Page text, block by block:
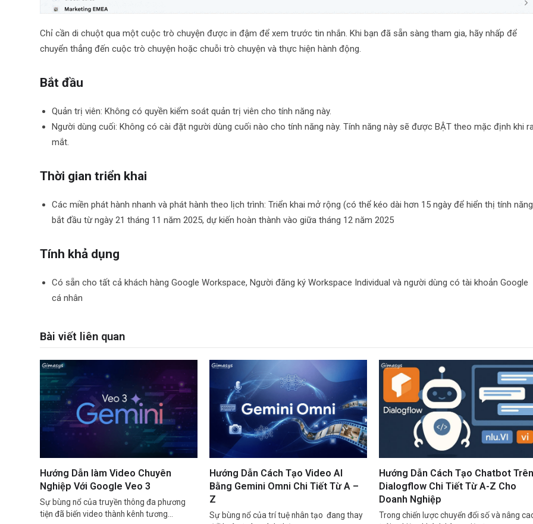
Chỉ cần di chuột qua một cuộc trò chuyện được in đậm để xem trước tin nhắn. Khi bạn đã sẵn sàng tham gia, hãy nhấp để
chuyển thẳng đến cuộc trò chuyện hoặc chuỗi trò chuyện và thực hiện hành động.
Bắt đầu
Quản trị viên: Không có quyền kiểm soát quản trị viên cho tính năng này.
Người dùng cuối: Không có cài đặt người dùng cuối nào cho tính năng này. Tính năng này sẽ được BẬT theo mặc định khi
mắt.
Thời gian triển khai
Các miền phát hành nhanh và phát hành theo lịch trình: Triển khai mở rộng (có thể kéo dài hơn 15 ngày để hiển thị tính
bắt đầu từ ngày 21 tháng 11 năm 2025, dự kiến ​​hoàn thành vào giữa tháng 12 năm 2025
Tính khả dụng
Có sẵn cho tất cả khách hàng Google Workspace, Người đăng ký Workspace Individual và người dùng có tài khoản Google
cá nhân
Bài viết liên quan
Hướng Dẫn làm Video Chuyên
Nghiệp Với Google Veo 3
Sự bùng nổ của truyền thông đa phương
tiện đã biến video thành kênh tương…
Hướng Dẫn Cách Tạo Video AI
Bằng Gemini Omni Chi Tiết Từ A –
Z
Sự bùng nổ của trí tuệ nhân tạo đang thay
Hướng Dẫn Cách Tạo Chatbot Trên
Dialogflow Chi Tiết Từ A-Z Cho
Doanh Nghiệp
Trong chiến lược chuyển đổi số và nâng